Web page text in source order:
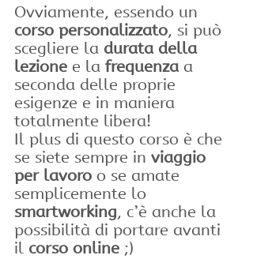
Ovviamente, essendo un
corso personalizzato, si può
scegliere la durata della
lezione e la frequenza a
seconda delle proprie
esigenze e in maniera
totalmente libera!
Il plus di questo corso è che
se siete sempre in viaggio
per lavoro o se amate
semplicemente lo
smartworking, c’è anche la
possibilità di portare avanti
il corso online ;)